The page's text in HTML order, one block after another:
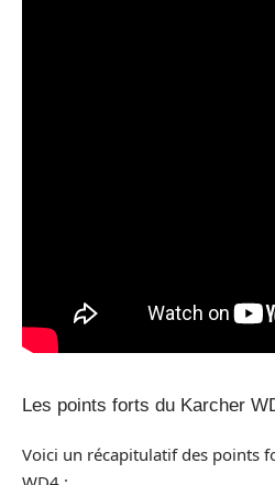
Les points forts du Karcher
Voici un récapitulatif des points